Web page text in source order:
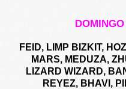
FEID, LIMP BIZKIT,
MARS, MEDUZA,
LIZARD WIZARD,
REYEZ, BHAVI,